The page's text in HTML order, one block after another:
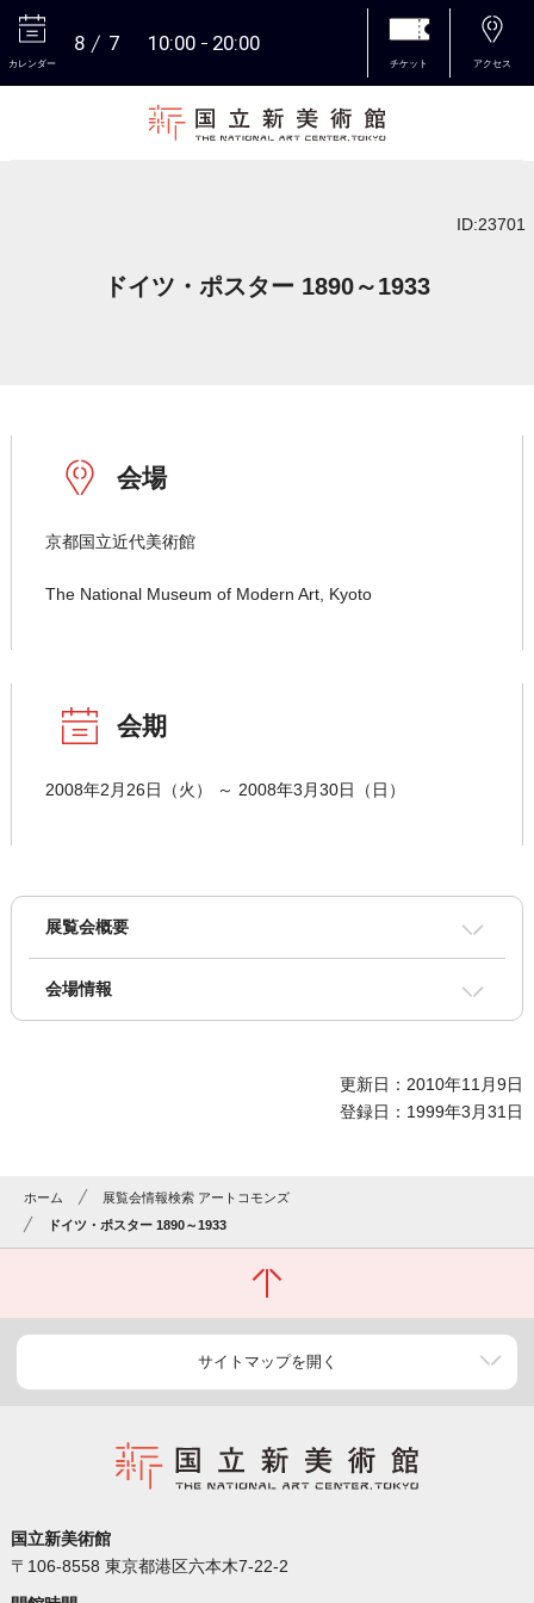
カレンダー
8 7 10:00 20:00
チケット アクセス
ID:23701
ドイツ・ポスター 1890～1933
会場
京都国立近代美術館
The National Museum of Modern Art, Kyoto
会期
2008年2月26日（火） ～ 2008年3月30日（日）
展覧会概要
会場情報
更新日：2010年11月9日
登録日：1999年3月31日
ホーム
展覧会情報検索 アートコモンズ
ドイツ・ポスター 1890～1933
サイトマップを開く
国立新美術館
〒106-8558 東京都港区六本木7-22-2